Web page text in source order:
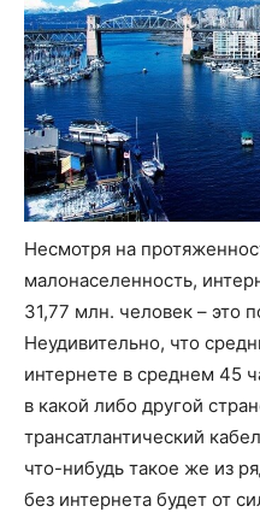
Несмотря на
малонаселенность,
31,77 млн. человек – это
Неудивительно, что
интернете в среднем 45
в какой либо другой
трансатлантический
что-нибудь такое же из
без интернета будет от